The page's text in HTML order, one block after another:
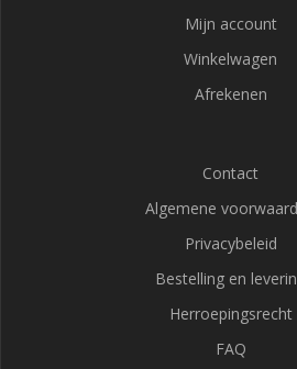
Mijn account
Winkelwagen
Afrekenen
Contact
Algemene
Privacybeleid
Bestelling en
Herroepingsrecht
FAQ